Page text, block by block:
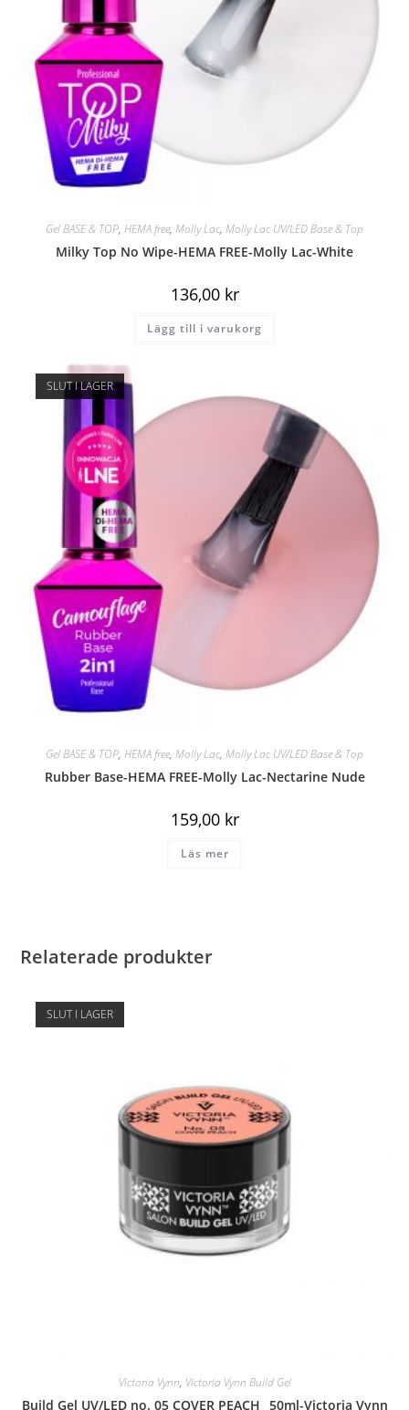
Gel BASE & TOP, HEMA free, Molly Lac, Molly Lac UV/LED Base & Top
Milky Top No Wipe-HEMA FREE-Molly Lac-White
136,00 kr
Lägg till i varukorg
SLUT I LAGER
Gel BASE & TOP, HEMA free, Molly Lac, Molly Lac UV/LED Base & Top
Rubber Base-HEMA FREE-Molly Lac-Nectarine Nude
159,00 kr
Läs mer
Relaterade produkter
SLUT I LAGER
Victoria Vynn, Victoria Vynn Build Gel
Build Gel UV/LED no. 05 COVER PEACH_ 50ml-Victoria Vynn